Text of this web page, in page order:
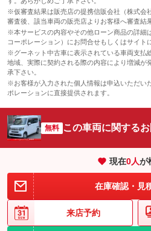
※仮審査結果は販売店の提携信販会社（株式会
審査後、該当車両の販売店よりお客様へ審査結
※本サービスの内容やその他ローン商品の詳細
コーポレーション）にお問合せもしくはサイト
※グーネット中古車に表示されている車両支払
地域、実際に契約される際の内容により増減が
承下さい。
※お客様が入力された個人情報は申込いただい
ポレーションに直接提供されます。
無料 この車両に関する
現在0人が
在庫確認・見
来店予約